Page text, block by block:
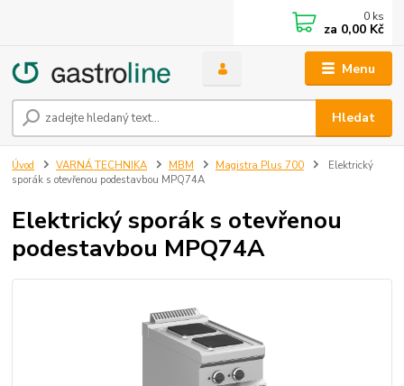
Menu
Hledat
0 ks
za 0,00 Kč
Úvod VARNÁ TECHNIKA MBM Magistra Plus 700
Elektrický
sporák s otevřenou podestavbou MPQ74A
Elektrický sporák s otevřenou
podestavbou MPQ74A